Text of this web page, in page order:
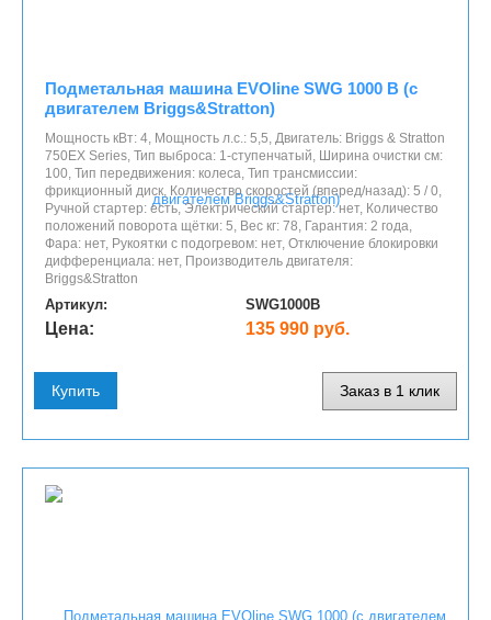
Подметальная машина EVOline SWG 1000 B (с
двигателем Briggs&Stratton)
Мощность кВт: 4, Мощность л.с.: 5,5, Двигатель: Briggs & Stratton
750EX Series, Тип выброса: 1-ступенчатый, Ширина очистки см:
100, Тип передвижения: колеса, Тип трансмиссии:
фрикционный диск, Количество скоростей (вперед/назад): 5 / 0,
Ручной стартер: есть, Электрический стартер: нет, Количество
положений поворота щётки: 5, Вес кг: 78, Гарантия: 2 года,
Фара: нет, Рукоятки с подогревом: нет, Отключение блокировки
дифференциала: нет, Производитель двигателя:
Briggs&Stratton
Артикул: SWG1000B
Цена: 135 990 руб.
Купить Заказ в 1 клик